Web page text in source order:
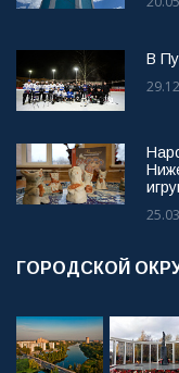
В
ГОРОДСКОЙ